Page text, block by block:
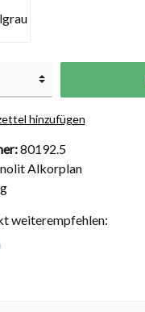
hinzufügen
80192.5
Alkorplan
weiterempfehlen: